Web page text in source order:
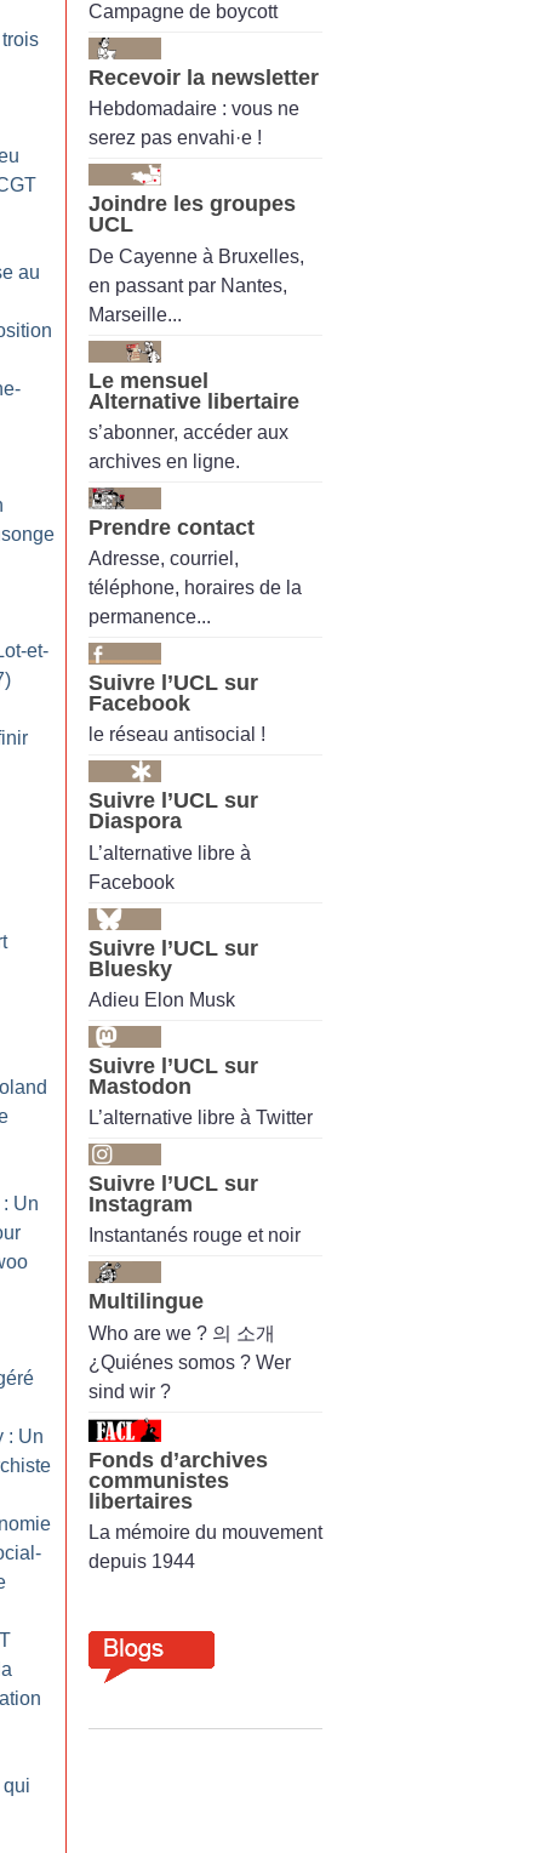
au
et-
Un
: Un
Campagne de boycott
Recevoir la newsletter
Hebdomadaire : vous ne
serez pas envahi·e !
Joindre les groupes
UCL
De Cayenne à Bruxelles,
en passant par Nantes,
Marseille...
Le mensuel
Alternative libertaire
s’abonner, accéder aux
archives en ligne.
Prendre contact
Adresse, courriel,
téléphone, horaires de la
permanence...
Suivre l’UCL sur
Facebook
le réseau antisocial !
Suivre l’UCL sur
Diaspora
L’alternative libre à
Facebook
Suivre l’UCL sur
Bluesky
Adieu Elon Musk
Suivre l’UCL sur
Mastodon
L’alternative libre à Twitter
Suivre l’UCL sur
Instagram
Instantanés rouge et noir
Multilingue
Who are we ? 의 소개
¿Quiénes somos ? Wer
sind wir ?
Fonds d’archives
communistes
libertaires
La mémoire du mouvement
depuis 1944